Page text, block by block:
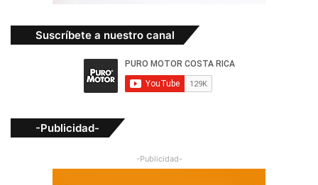
Suscríbete a nuestro canal
-Publicidad-
-Publicidad-